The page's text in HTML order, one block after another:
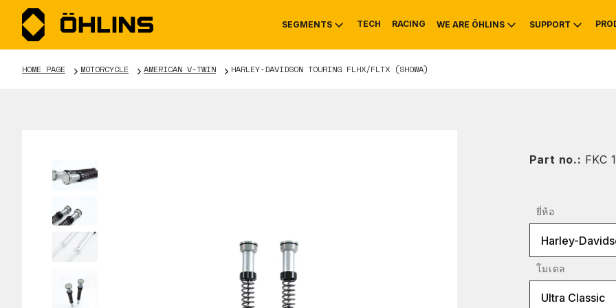
SEGMENTS
MOUNTAIN BIKE
TECH RACING WE ARE ÖHLINS
HISTORY
SUPPORT
SERVICE INFO &
HOME PAGE MOTORCYCLE AMERICAN V-TWIN HARLEY-DAVIDSON TOURING FLHX/FLTX (SHOWA)
Part no.: FKC
ยี่ห้อ
Harley-
โมเดล
Ultra Classic